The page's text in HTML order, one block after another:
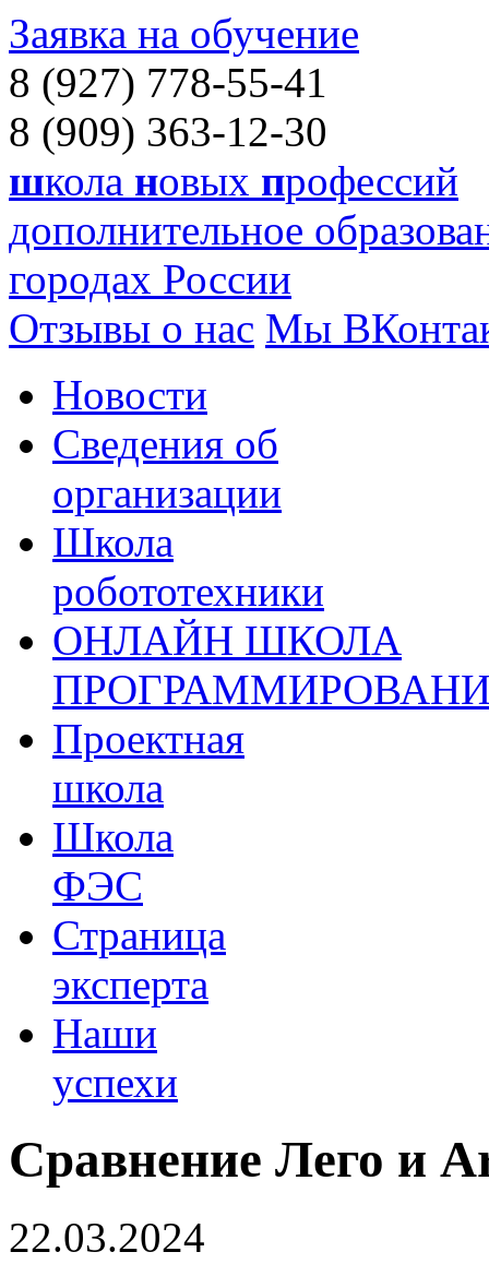
Заявка на обучение
8 (927) 778-55-41
8 (909) 363-12-30
школа новых профессий
дополнительное
городах России
Отзывы о нас Мы
Новости
Сведения об
организации
Школа
робототехники
ОНЛАЙН ШКОЛА
Проектная
школа
Школа
ФЭС
Страница
эксперта
Наши
успехи
Сравнение Лего и
22.03.2024